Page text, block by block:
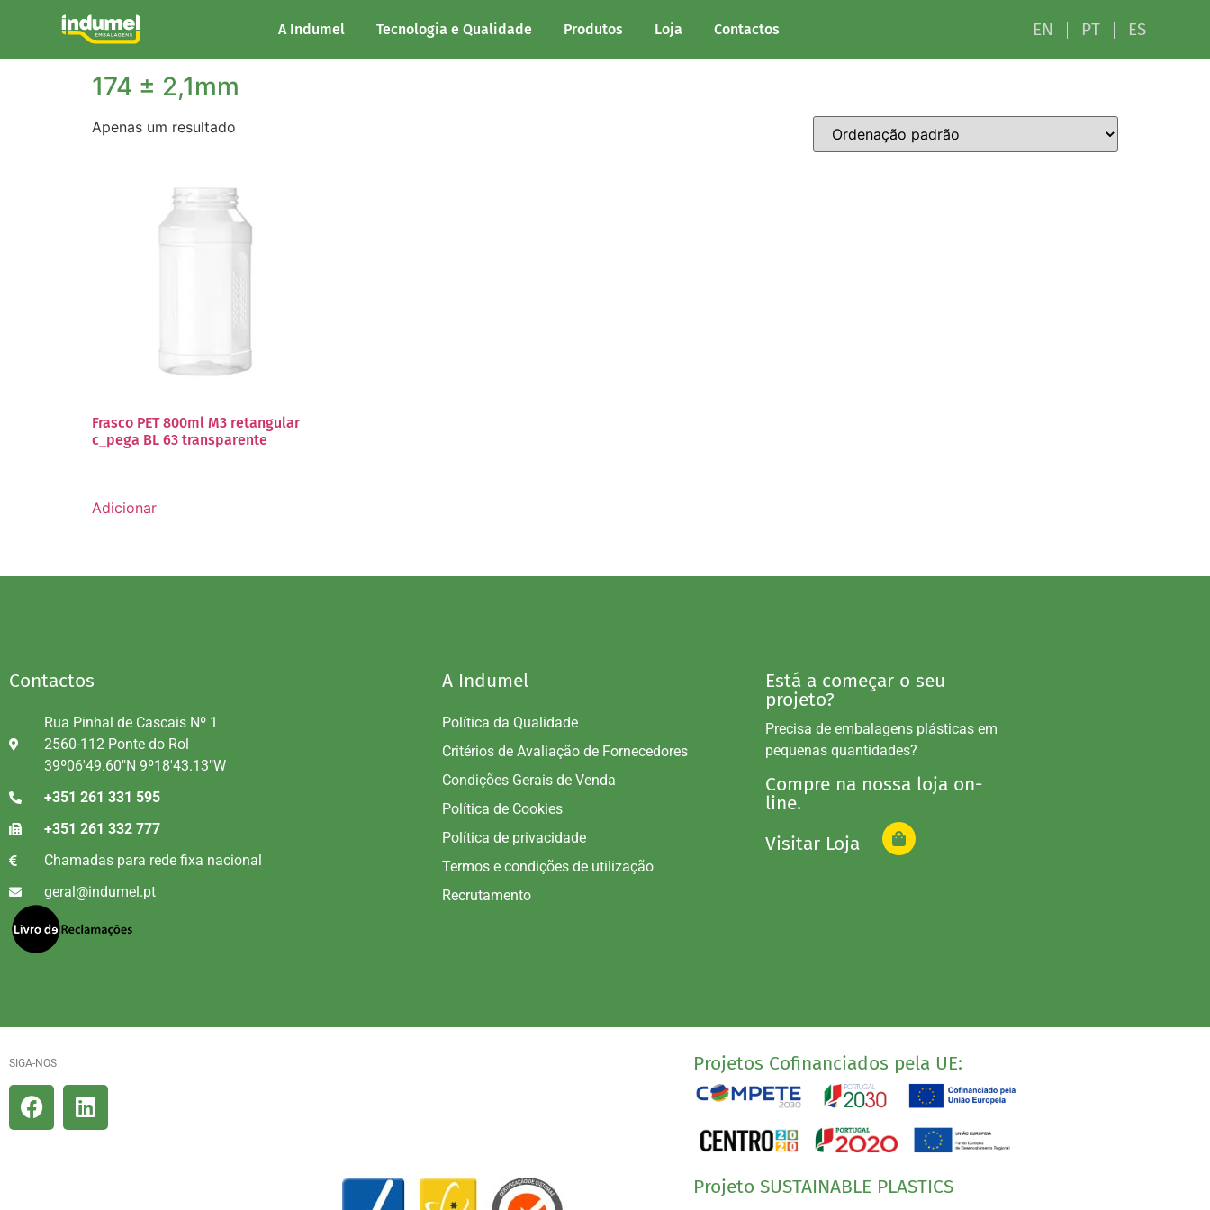
A Indumel Tecnologia e Qualidade Produtos Loja Contactos EN PT ES
/ Altura do produto / 174 ± 2,1mm
174 ± 2,1mm
Apenas um resultado
Frasco PET 800ml M3 retangular
c_pega BL 63 transparente
Adicionar
Contactos
Rua Pinhal de Cascais Nº 1
2560-112 Ponte do Rol
39º06'49.60"N 9º18'43.13"W
+351 261 331 595
+351 261 332 777
Chamadas para rede fixa nacional
geral@indumel.pt
A Indumel
Política da Qualidade
Critérios de Avaliação de Fornecedores
Condições Gerais de Venda
Política de Cookies
Política de privacidade
Termos e condições de utilização
Recrutamento
Está a começar o seu
projeto?
Precisa de embalagens plásticas em
pequenas quantidades?
Compre na nossa loja on-
line.
Visitar Loja
SIGA-NOS Projetos Cofinanciados pela UE:
Projeto SUSTAINABLE PLASTICS